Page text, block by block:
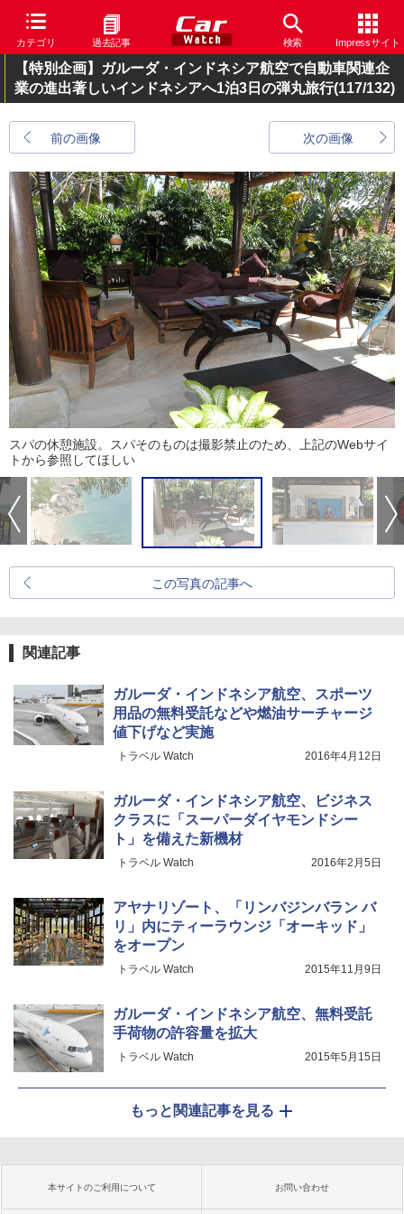
カテゴリ 過去記事 検索 Impressサイト
【特別企画】ガルーダ・インドネシア航空で自動車関連企
業の進出著しいインドネシアへ1泊3日の弾丸旅行(117/132)
前の画像 次の画像
スパの休憩施設。スパそのものは撮影禁止のため、上記のWebサイ
トから参照してほしい
この写真の記事へ
関連記事
ガルーダ・インドネシア航空、スポーツ
用品の無料受託などや燃油サーチャージ
値下げなど実施
トラベル Watch 2016年4月12日
ガルーダ・インドネシア航空、ビジネス
クラスに「スーパーダイヤモンドシー
ト」を備えた新機材
トラベル Watch 2016年2月5日
アヤナリゾート、「リンバジンバラン バ
リ」内にティーラウンジ「オーキッド」
をオープン
トラベル Watch 2015年11月9日
ガルーダ・インドネシア航空、無料受託
手荷物の許容量を拡大
トラベル Watch 2015年5月15日
もっと関連記事を見る
本サイトのご利用について お問い合わせ